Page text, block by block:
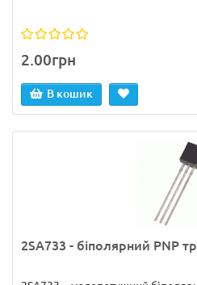
2.00грн
В кошик
2SA733 - біполярний PNP